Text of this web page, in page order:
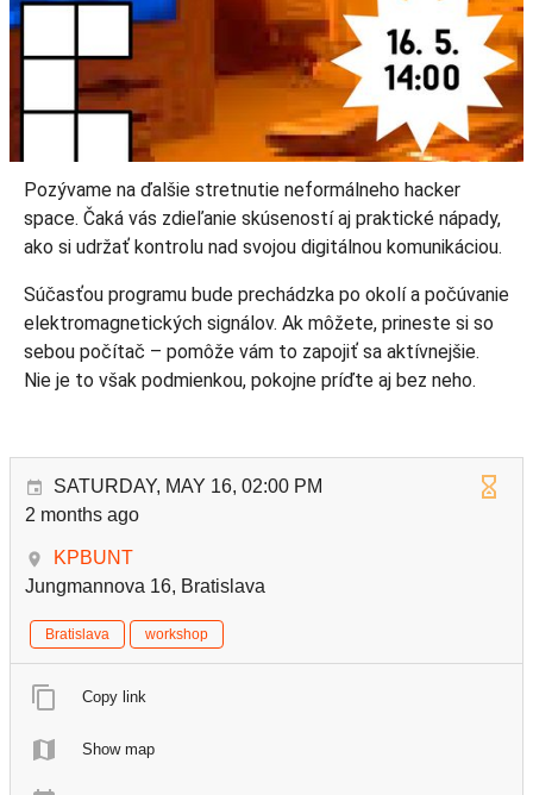
Pozývame na ďalšie stretnutie neformálneho hacker
space. Čaká vás zdieľanie skúseností aj praktické nápady,
ako si udržať kontrolu nad svojou digitálnou komunikáciou.
Súčasťou programu bude prechádzka po okolí a počúvanie
elektromagnetických signálov. Ak môžete, prineste si so
sebou počítač – pomôže vám to zapojiť sa aktívnejšie.
Nie je to však podmienkou, pokojne príďte aj bez neho.
SATURDAY, MAY 16, 02:00 PM
2 months ago
KPBUNT
Jungmannova 16, Bratislava
Bratislava workshop
Copy link
Show map